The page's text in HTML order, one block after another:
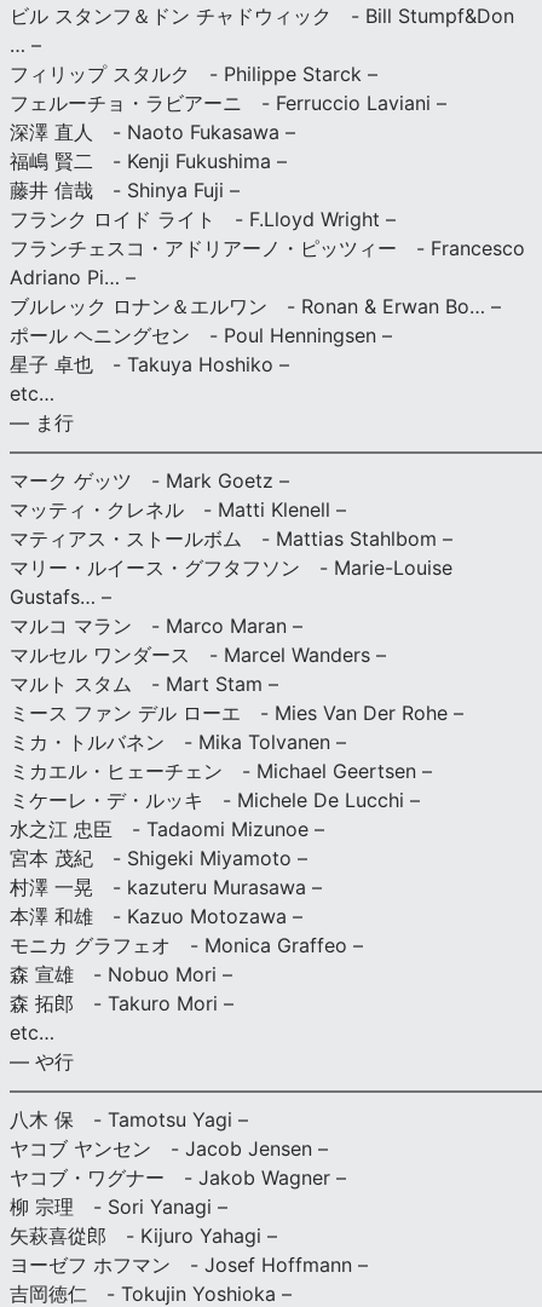
ビル スタンフ＆ドン チャドウィック - Bill Stumpf&Don
… –
フィリップ スタルク - Philippe Starck –
フェルーチョ・ラビアーニ - Ferruccio Laviani –
深澤 直人 - Naoto Fukasawa –
福嶋 賢二 - Kenji Fukushima –
藤井 信哉 - Shinya Fuji –
フランク ロイド ライト - F.Lloyd Wright –
フランチェスコ・アドリアーノ・ピッツィー - Francesco
Adriano Pi… –
ブルレック ロナン＆エルワン - Ronan & Erwan Bo… –
ポール ヘニングセン - Poul Henningsen –
星子 卓也 - Takuya Hoshiko –
etc…
— ま行
マーク ゲッツ - Mark Goetz –
マッティ・クレネル - Matti Klenell –
マティアス・ストールボム - Mattias Stahlbom –
マリー・ルイース・グフタフソン - Marie-Louise
Gustafs… –
マルコ マラン - Marco Maran –
マルセル ワンダース - Marcel Wanders –
マルト スタム - Mart Stam –
ミース ファン デル ローエ - Mies Van Der Rohe –
ミカ・トルバネン - Mika Tolvanen –
ミカエル・ヒェーチェン - Michael Geertsen –
ミケーレ・デ・ルッキ - Michele De Lucchi –
水之江 忠臣 - Tadaomi Mizunoe –
宮本 茂紀 - Shigeki Miyamoto –
村澤 一晃 - kazuteru Murasawa –
本澤 和雄 - Kazuo Motozawa –
モニカ グラフェオ - Monica Graffeo –
森 宣雄 - Nobuo Mori –
森 拓郎 - Takuro Mori –
etc…
— や行
八木 保 - Tamotsu Yagi –
ヤコブ ヤンセン - Jacob Jensen –
ヤコブ・ワグナー - Jakob Wagner –
柳 宗理 - Sori Yanagi –
矢萩喜從郎 - Kijuro Yahagi –
ヨーゼフ ホフマン - Josef Hoffmann –
吉岡徳仁 - Tokujin Yoshioka –